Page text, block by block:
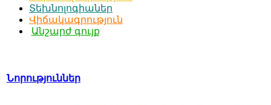
Տեխնոլոգիաներ
Վիճակագրություն
Անշարժ գույք
Նորություններ